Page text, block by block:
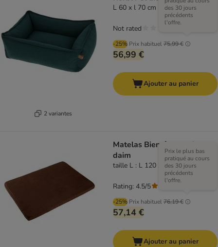
2 variantes
L 60 x l 70 cm
-25% Prix habituel75,99 €
des 30 jours
précédents
l'offre.
56,99 €
Not rated
Ajouter au panier
Matelas Bien-être en faux
daim
taille L : L 120 x l 90 x H 6 cm
-25% Prix habituel76,19 €
Prix le plus bas
pratiqué au cours
des 30 jours
précédents
l'offre.
57,14 €
Rating: 4.5/5
Ajouter au panier